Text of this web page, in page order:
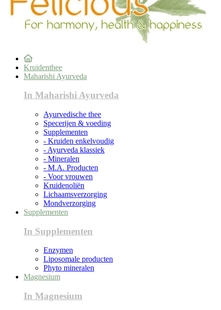
Kruidenthee
Maharishi Ayurveda
In Maharishi Ayurveda
Ayurvedische thee
Specerijen & voeding
Supplementen
- Kruiden enkelvoudig
- Ayurveda klassiek
- Mineralen
- M.A. Producten
- Voor vrouwen
Kruidenoliën
Lichaamsverzorging
Mondverzorging
Supplementen
In Supplementen
Enzymen
Liposomale producten
Phyto mineralen
Magnesium
In Magnesium